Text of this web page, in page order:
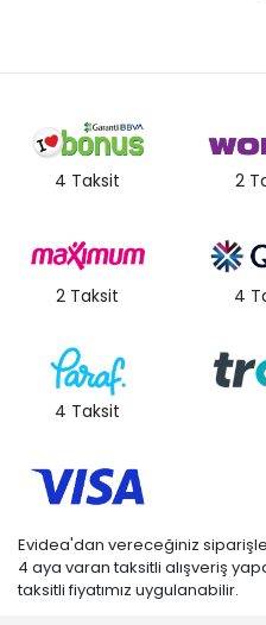
4 Taksit 2
2 Taksit 4
4 Taksit
Evidea'dan vereceğiniz
4 aya varan taksitli alışveriş
taksitli fiyatımız uygulanabilir.